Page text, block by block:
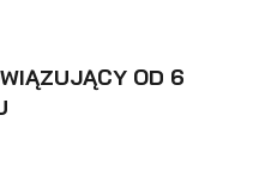
OD 6